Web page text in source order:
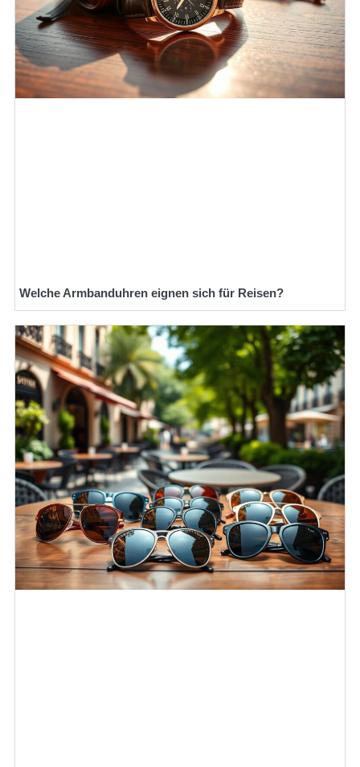
Welche Armbanduhren eignen sich für Reisen?